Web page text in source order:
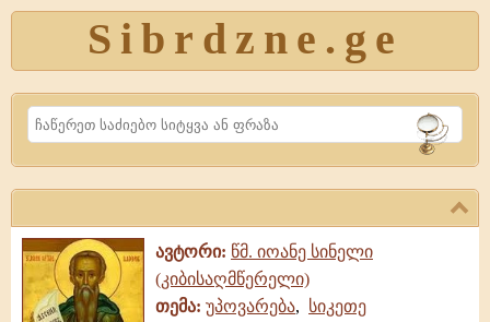
Sibrdzne.ge
Search
ავტორი: წმ. იოანე სინელი
(კიბისაღმწერელი)
თემა: უპოვარება, სიკეთე